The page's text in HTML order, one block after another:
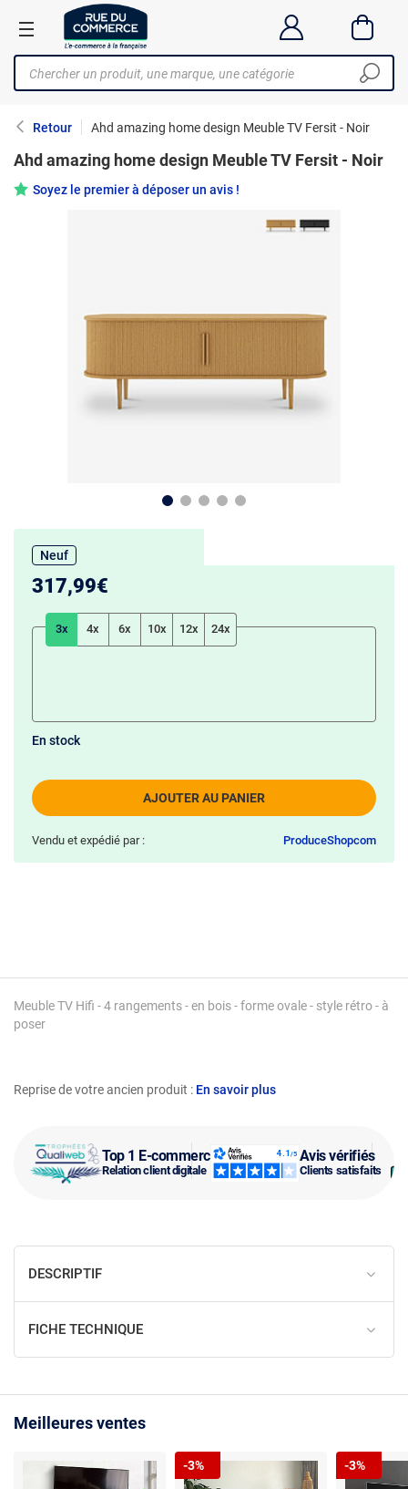
Retour Ahd amazing home design Meuble TV Fersit - Noir
Top 1 E-commerce
Relation client digitale
Avis vérifiés
Clients satisfaits
Reprise de votre ancien produit : En savoir plus
Ahd amazing home design Meuble TV Fersit - Noir
Soyez le premier à déposer un avis !
Meuble TV Hifi - 4 rangements - en bois - forme ovale - style rétro - à
poser
Neuf
317,99€
3x 4x 6x 10x 12x 24x
AJOUTER AU PANIER
En stock
Vendu et expédié par : ProduceShopcom
DESCRIPTIF
FICHE TECHNIQUE
Meilleures ventes
-3% -3%